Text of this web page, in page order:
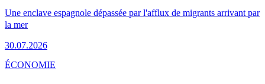
Une enclave espagnole dépassée par l'afflux de migrants arrivant par
la mer
30.07.2026
ÉCONOMIE